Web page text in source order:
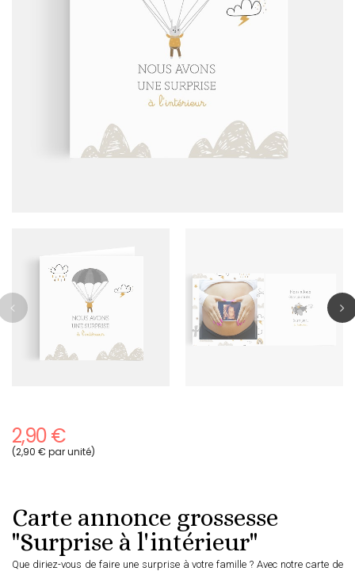
2,90 €
(2,90 € par unité)
Carte annonce grossesse
"Surprise à l'intérieur"
Que diriez-vous de faire une surprise à votre famille ? Avec notre carte de